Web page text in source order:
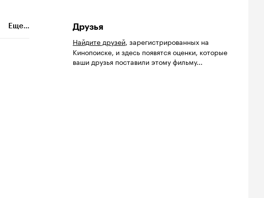
Еще...
Друзья
Найдите друзей, зарегистрированных на
Кинопоиске, и здесь появятся оценки, которые
ваши друзья поставили этому фильму...